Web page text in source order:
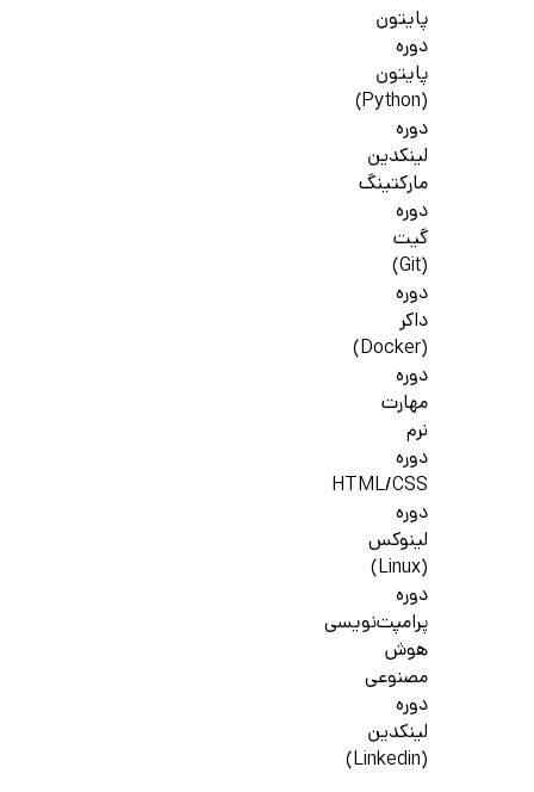
پایتون
دوره
پایتون
(Python)
دوره
لینکدین
مارکتینگ
دوره
گیت
(Git)
دوره
داکر
(Docker)
دوره
مهارت
نرم
دوره
HTML/CSS
دوره
لینوکس
(Linux)
دوره
پرامپت‌نویسی
هوش
مصنوعی
دوره
لینکدین
(Linkedin)